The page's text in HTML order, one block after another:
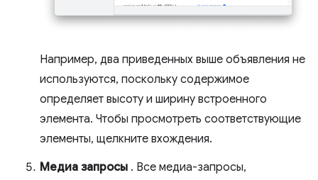
Например, два приведенных выше объявления не
используются, поскольку содержимое
определяет высоту и ширину встроенного
элемента. Чтобы просмотреть соответствующие
элементы, щелкните вхождения.
Медиа запросы . Все медиа-запросы,